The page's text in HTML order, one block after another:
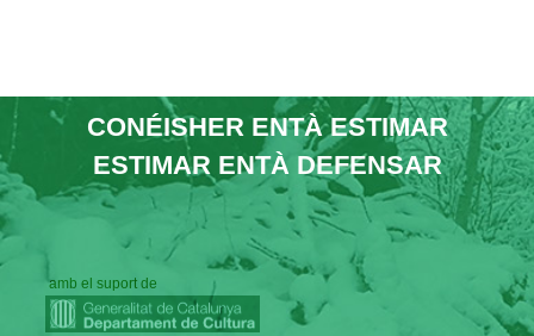
CONÉISHER ENTÀ ESTIMAR
ESTIMAR ENTÀ DEFENSAR
amb el suport de